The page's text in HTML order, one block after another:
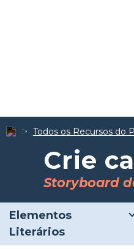
Todos os Recursos do
Crie
Storyboard
Elementos
Literários